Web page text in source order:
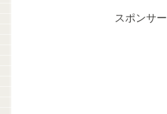
スポンサ